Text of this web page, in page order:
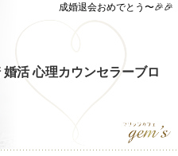
成婚退会おめでとう〜🎉🎉
婚活 心理カウンセラーブロ